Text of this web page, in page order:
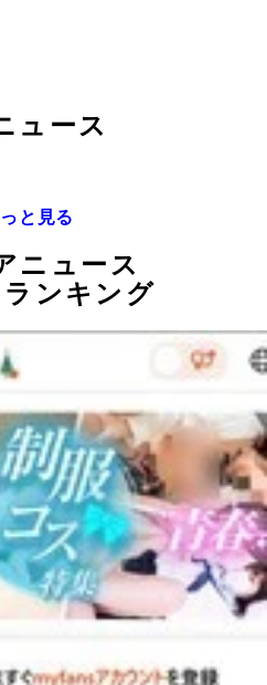
ュース
と見る
ニュース
ンキング